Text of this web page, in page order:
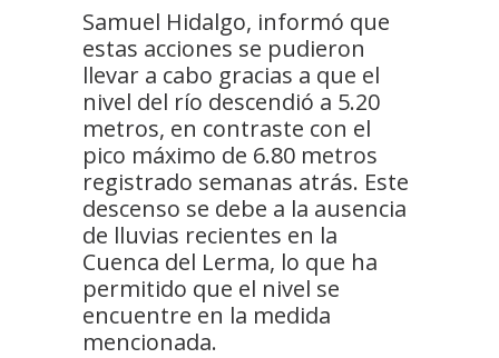
Samuel Hidalgo, informó que
estas acciones se pudieron
llevar a cabo gracias a que el
nivel del río descendió a 5.20
metros, en contraste con el
pico máximo de 6.80 metros
registrado semanas atrás. Este
descenso se debe a la ausencia
de lluvias recientes en la
Cuenca del Lerma, lo que ha
permitido que el nivel se
encuentre en la medida
mencionada.